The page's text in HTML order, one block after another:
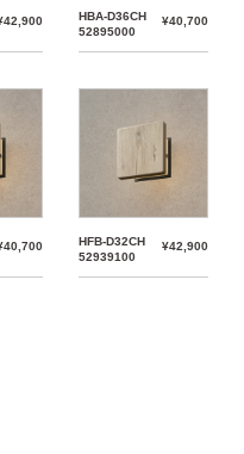
HBA-D36CH
52895000
¥40,700
HFB-D32CH
52939100
¥42,900